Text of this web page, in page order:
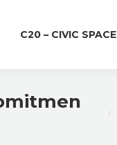
C20 – CIVIC SPACE